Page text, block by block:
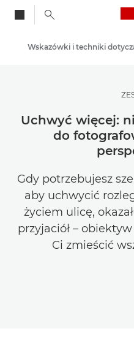
Uchwyć więcej:
do
Gdy potrzebujesz
aby uchwycić
życiem ulicę,
przyjaciół –
Ci zmieścić